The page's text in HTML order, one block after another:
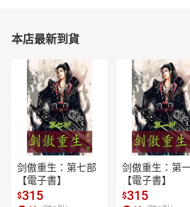
本店最新到貨
剑傲重生：第七部
【電子書】
$315
剑傲重生：第
【電子書】
$315